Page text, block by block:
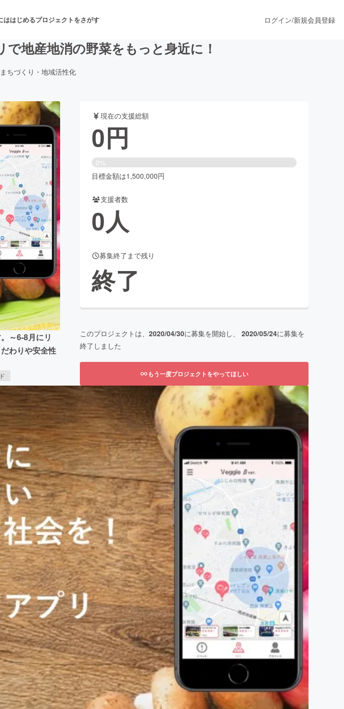
ははじめるプロジェクトをさがす
舞台・パフォーマンス
フード・飲食店
ビューティー・ヘルスケア
GoodCAMPFIRE Creation
納税machi-yaコミュニティ
ログイン/新規会員登録
地産地消の野菜をもっと身近に！
まちづくり・地域活性化
～6-8月にリ
わりや安全性
現在の支援総額
0円
0%
目標金額は1,500,000円
支援者数
0人
募集終了まで残り
終了
このプロジェクトは、 2020/04/30に募集を開始し、 2020/05/24に募集を
終了しました
もう一度プロジェクトをやってほしい